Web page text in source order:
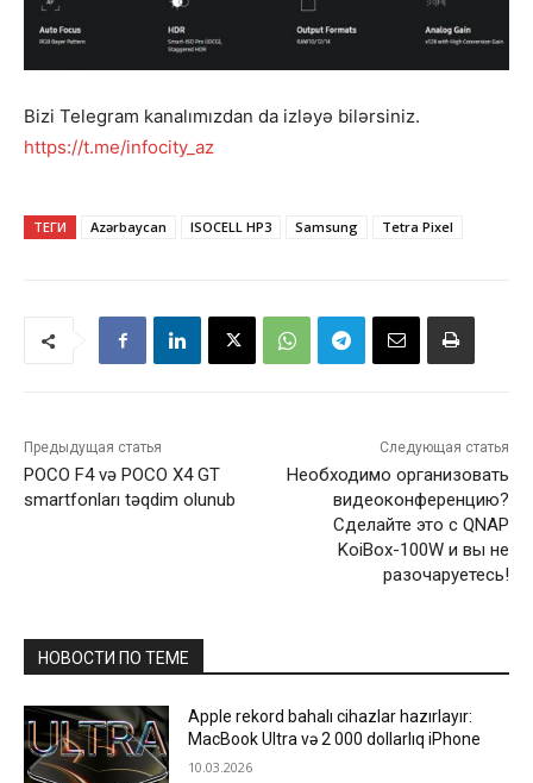
Bizi Telegram kanalımızdan da izləyə bilərsiniz.
https://t.me/infocity_az
ТЕГИ Azərbaycan ISOCELL HP3 Samsung Tetra Pixel
Предыдущая статья
POCO F4 və POCO X4 GT
smartfonları təqdim olunub
Следующая статья
Необходимо организовать
видеоконференцию?
Cделайте это с QNAP
KoiBox-100W и вы не
разочаруетесь!
НОВОСТИ ПО ТЕМЕ
Apple rekord bahalı cihazlar hazırlayır:
MacBook Ultra və 2 000 dollarlıq iPhone
10.03.2026